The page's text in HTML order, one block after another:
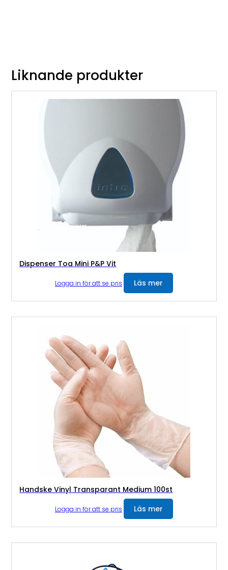
Liknande produkter
Dispenser Toa Mini P&P Vit
Logga in för att se pris Läs mer
Handske Vinyl Transparant Medium 100st
Logga in för att se pris Läs mer